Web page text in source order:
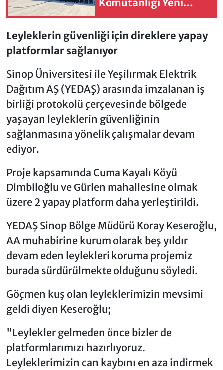
Komutanlığı Yeni
Hizmet Binası Törenle
Açıldı
Leyleklerin güvenliği için direklere yapay
platformlar sağlanıyor
Sinop Üniversitesi ile Yeşilırmak Elektrik
Dağıtım AŞ (YEDAŞ) arasında imzalanan iş
birliği protokolü çerçevesinde bölgede
yaşayan leyleklerin güvenliğinin
sağlanmasına yönelik çalışmalar devam
ediyor.
Proje kapsamında Cuma Kayalı Köyü
Dimbiloğlu ve Gürlen mahallesine olmak
üzere 2 yapay platform daha yerleştirildi.
YEDAŞ Sinop Bölge Müdürü Koray Keseroğlu,
AA muhabirine kurum olarak beş yıldır
devam eden leylekleri koruma projemiz
burada sürdürülmekte olduğunu söyledi.
Göçmen kuş olan leyleklerimizin mevsimi
geldi diyen Keseroğlu;
"Leylekler gelmeden önce bizler de
platformlarımızı hazırlıyoruz.
Leyleklerimizin can kaybını en aza indirmek